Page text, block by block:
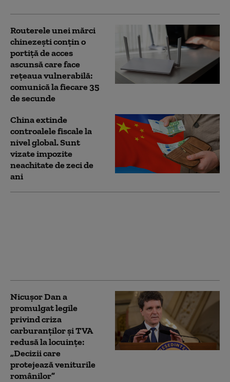
Routerele unei mărci
chinezești conțin o
portiță de acces
ascunsă care face
rețeaua vulnerabilă:
comunică la fiecare 35
de secunde
China extinde
controalele fiscale la
nivel global. Sunt
vizate impozite
neachitate de zeci de
ani
Nicușor Dan a
promulgat legile
privind criza
carburanților și TVA
redusă la locuințe:
„Decizii care
protejează veniturile
românilor”